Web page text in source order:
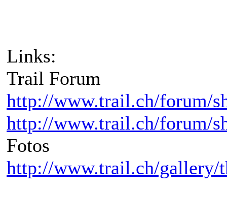
Links:
Trail Forum
http://www.trail.ch/forum/
http://www.trail.ch/forum/
Fotos
http://www.trail.ch/gallery/